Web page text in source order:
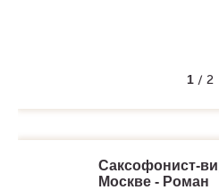
1 / 2
Саксофонист-
Москве - Роман